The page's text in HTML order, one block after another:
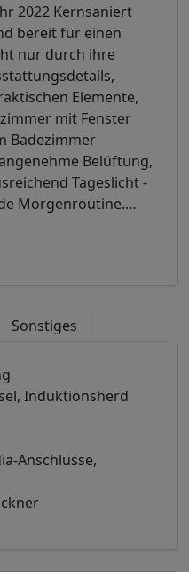
2022 Kernsaniert
bereit für einen
nur durch ihre
Elemente,
mit Fenster
Badezimmer
Belüftung,
Tageslicht -
Morgenroutine.…
Sonstiges
Induktionsherd
Anschlüsse,